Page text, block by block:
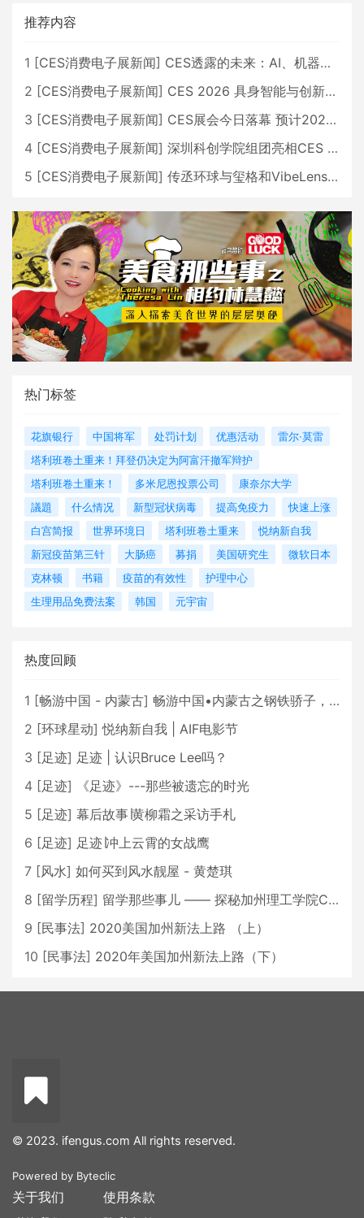
推荐内容
1 [CES消费电子展新闻] CES透露的未来：AI、机器人与智能生活大爆发
2 [CES消费电子展新闻] CES 2026 具身智能与创新领域 中国公司大放异彩
3 [CES消费电子展新闻] CES展会今日落幕 预计2026行业收入将超五千亿美元
4 [CES消费电子展新闻] 深圳科创学院组团亮相CES 广受好评
5 [CES消费电子展新闻] 传丞环球与玺格和VibeLens共同推出全新耳机
热门标签
花旗银行 中国将军 处罚计划 优惠活动
雷尔·莫雷
塔利班卷土重来！拜登仍决定为阿富汗撤军辩护
塔利班卷土重来！
多米尼恩投票公司
康奈尔大学
議題
什么情况 新型冠状病毒 提高免疫力
快速上涨
白宫简报
世界环境日 塔利班卷土重来
悦纳新自我
新冠疫苗第三针
大肠癌 募捐 美国研究生
微软日本
克林顿
书籍 疫苗的有效性
护理中心
生理用品免费法案
韩国 元宇宙
热度回顾
1 [畅游中国 - 内蒙古] 畅游中国•内蒙古之钢铁骄子，魅力包头
2 [环球星动] 悦纳新自我 | AIF电影节
3 [足迹] 足迹 | 认识Bruce Lee吗？
4 [足迹]
《足迹》---那些被遗忘的时光
5 [足迹] 幕后故事∣黄柳霜之采访手札
6 [足迹] 足迹∣冲上云霄的女战鹰
7 [风水] 如何买到风水靓屋 - 黄楚琪
8 [留学历程] 留学那些事儿 —— 探秘加州理工学院Caltech博士生活 [上集]
9 [民事法] 2020美国加州新法上路 （上）
10 [民事法] 2020年美国加州新法上路（下）
© 2023. ifengus.com All rights reserved.
Powered by Byteclic
关于我们
使用条款